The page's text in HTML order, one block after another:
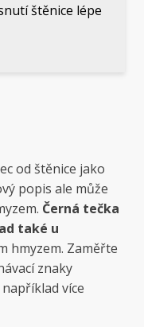
štěnice lépe
od štěnice jako
popis ale může
Černá tečka
také u
hmyzem. Zaměřte
znaky
více